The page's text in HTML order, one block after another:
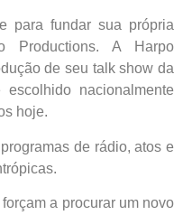
para fundar sua própria
Productions. A Harpo
de seu talk show da
nacionalmente
hoje.
de rádio, atos e
a procurar um novo